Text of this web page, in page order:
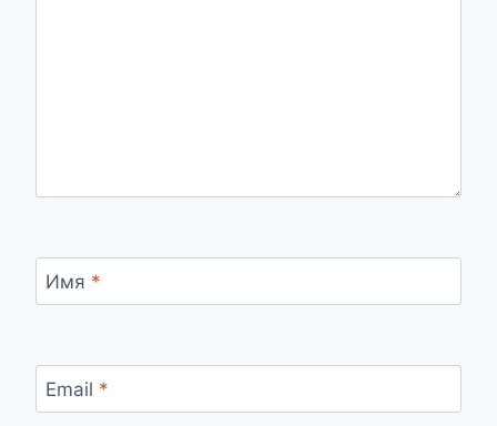
Имя *
Email *